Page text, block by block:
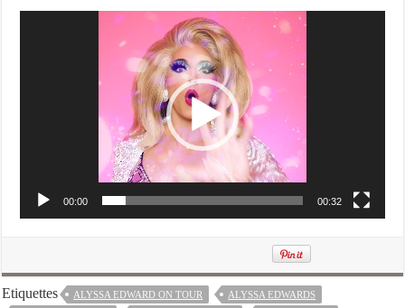
00:00 00:32
Etiquettes ALYSSA EDWARD ON TOUR
ALYSSA EDWARDS